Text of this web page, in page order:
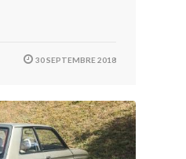
30 SEPTEMBRE 2018